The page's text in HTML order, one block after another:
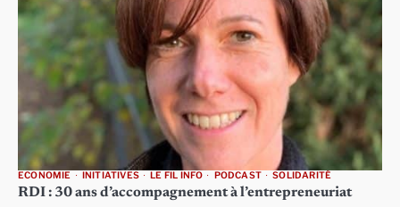
ECONOMIE INITIATIVES LE FIL INFO PODCAST SOLIDARITÉ
RDI : 30 ans d’accompagnement à l’entrepreneuriat